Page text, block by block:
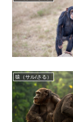
猿（サル/さる）